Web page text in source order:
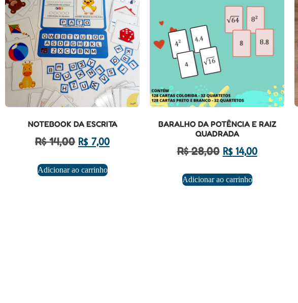
NOTEBOOK DA ESCRITA
R$14,00 R$7,00
Adicionar ao carrinho
BARALHO DA POTÊNCIA E RAIZ
QUADRADA
R$28,00 R$14,00
Adicionar ao carrinho